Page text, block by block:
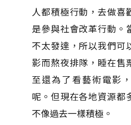
人都積極行動，去做喜
是參與社會改革行動。
不太發達，所以我們可
影而熬夜排隊，睡在售
至還為了看藝術電影
呢。但現在各地資源都
不像過去一樣積極。